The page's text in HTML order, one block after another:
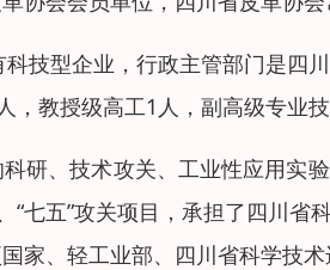
技型企业，行政主管部门是四
，教授级高工1人，副高级专业
研、技术攻关、工业性应用实
“七五”攻关项目，承担了四川
家、轻工业部、四川省科学技术